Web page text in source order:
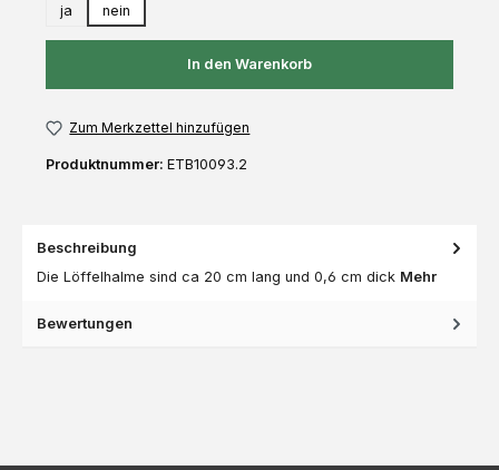
ja
nein
In den Warenkorb
Zum Merkzettel hinzufügen
Produktnummer: ETB10093.2
Beschreibung
Die Löffelhalme sind ca 20 cm lang und 0,6 cm dick Mehr
Bewertungen